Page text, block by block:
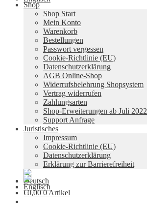
Shop
Shop Start
Mein Konto
Warenkorb
Bestellungen
Passwort vergessen
Cookie-Richtlinie (EU)
Datenschutzerklärung
AGB Online-Shop
Widerrufsbelehrung Shopsystem
Vertrag widerrufen
Zahlungsarten
Shop-Erweiterungen ab Juli 2022
Support Anfrage
Juristisches
Impressum
Cookie-Richtlinie (EU)
Datenschutzerklärung
Erklärung zur Barrierefreiheit
€0,00 0 Artikel